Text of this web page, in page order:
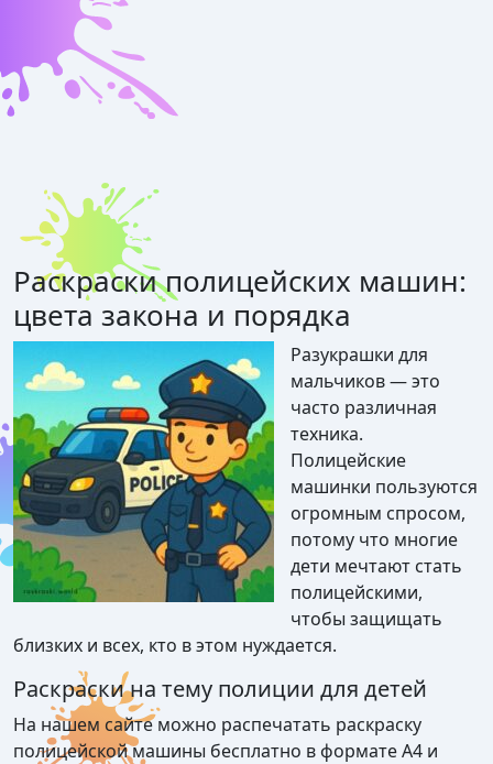
Раскраски полицейских машин:
цвета закона и порядка
Разукрашки для
мальчиков — это
часто различная
техника.
Полицейские
машинки пользуются
огромным спросом,
потому что многие
дети мечтают стать
полицейскими,
чтобы защищать
близких и всех, кто в этом нуждается.
Раскраски на тему полиции для детей
На нашем сайте можно распечатать раскраску
полицейской машины бесплатно в формате А4 и